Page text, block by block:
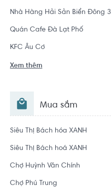
Nhà Hàng Hải Sản Biển Đông 3
Quán Cafe Đà Lạt Phố
KFC Âu Cơ
Xem thêm
Mua sắm
Siêu Thị Bách hóa XANH
Siêu Thị Bách hoá XANH
Chợ Huỳnh Văn Chính
Chợ Phú Trung